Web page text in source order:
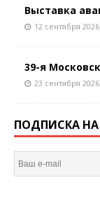
Выставка
12 сентября 2026
39-я
23 сентября 2026
ПОДПИСКА